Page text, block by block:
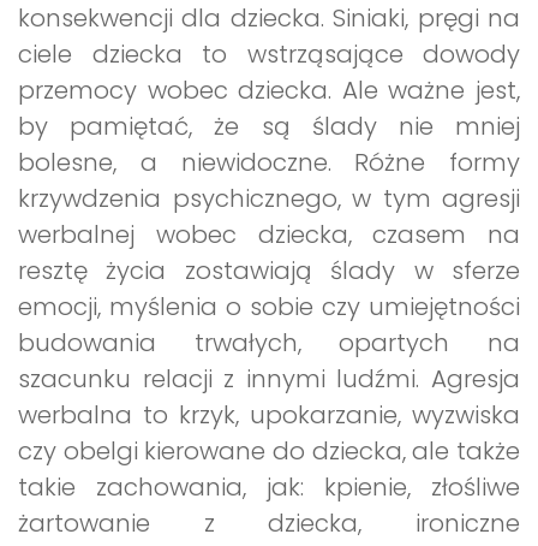
konsekwencji dla dziecka. Siniaki, pręgi na
ciele dziecka to wstrząsające dowody
przemocy wobec dziecka. Ale ważne jest,
by pamiętać, że są ślady nie mniej
bolesne, a niewidoczne. Różne formy
krzywdzenia psychicznego, w tym agresji
werbalnej wobec dziecka, czasem na
resztę życia zostawiają ślady w sferze
emocji, myślenia o sobie czy umiejętności
budowania trwałych, opartych na
szacunku relacji z innymi ludźmi. Agresja
werbalna to krzyk, upokarzanie, wyzwiska
czy obelgi kierowane do dziecka, ale także
takie zachowania, jak: kpienie, złośliwe
żartowanie z dziecka, ironiczne